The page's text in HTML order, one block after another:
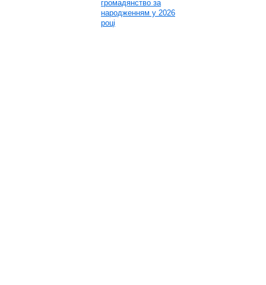
громадянство за
народженням у 2026
році